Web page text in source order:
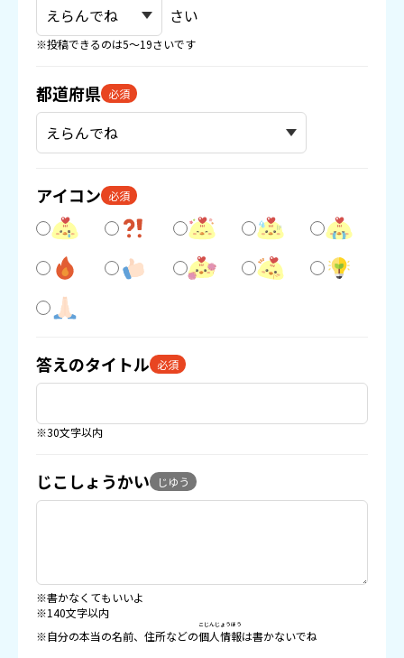
さい
※投稿できるのは5〜19さいです
都道府県 必須
アイコン 必須
答えのタイトル 必須
※30文字以内
じこしょうかい じゆう
※書かなくてもいいよ
※140文字以内
※自分の本当の名前、住所などの個人情報
こじんじょうほう
は書かないでね